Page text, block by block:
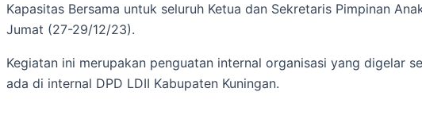
Kapasitas Bersama untuk seluruh Ketua dan Sekretaris Pimpinan
Jumat (27-29/12/23).
Kegiatan ini merupakan penguatan internal organisasi yang digelar
ada di internal DPD LDII Kabupaten Kuningan.